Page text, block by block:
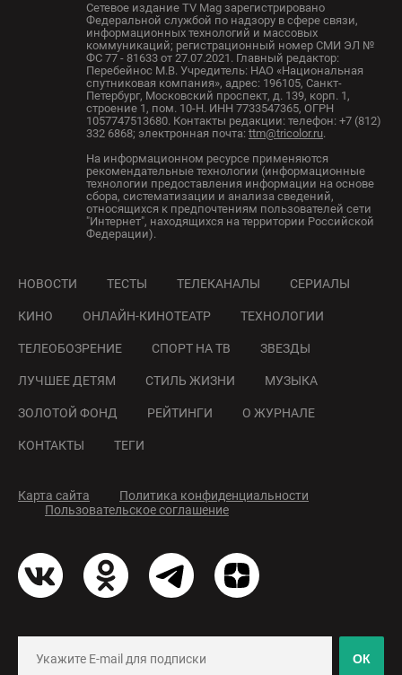
Сетевое издание TV Mag зарегистрировано
Федеральной службой по надзору в сфере связи,
информационных технологий и массовых
коммуникаций; регистрационный номер СМИ ЭЛ №
ФС 77 - 81633 от 27.07.2021. Главный редактор:
Перебейнос М.В. Учредитель: НАО «Национальная
спутниковая компания», адрес: 196105, Санкт-
Петербург, Московский проспект, д. 139, корп. 1,
строение 1, пом. 10-Н. ИНН 7733547365, ОГРН
1057747513680. Контакты редакции: телефон: +7 (812)
332 6868; электронная почта: ttm@tricolor.ru.
На информационном ресурсе применяются
рекомендательные технологии (информационные
технологии предоставления информации на основе
сбора, систематизации и анализа сведений,
относящихся к предпочтениям пользователей сети
"Интернет", находящихся на территории Российской
Федерации).
НОВОСТИ ТЕСТЫ ТЕЛЕКАНАЛЫ СЕРИАЛЫ
КИНО ОНЛАЙН-КИНОТЕАТР ТЕХНОЛОГИИ
ТЕЛЕОБОЗРЕНИЕ СПОРТ НА ТВ ЗВЕЗДЫ
ЛУЧШЕЕ ДЕТЯМ СТИЛЬ ЖИЗНИ МУЗЫКА
ЗОЛОТОЙ ФОНД РЕЙТИНГИ О ЖУРНАЛЕ
КОНТАКТЫ ТЕГИ
Карта сайта
Политика конфиденциальности
Пользовательское соглашение
ОК